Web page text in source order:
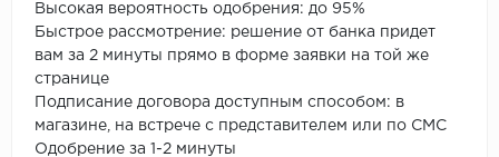
Высокая вероятность одобрения: до 95%
Быстрое рассмотрение: решение от банка придет
вам за 2 минуты прямо в форме заявки на той же
странице
Подписание договора доступным способом: в
магазине, на встрече с представителем или по СМС
Одобрение за 1-2 минуты